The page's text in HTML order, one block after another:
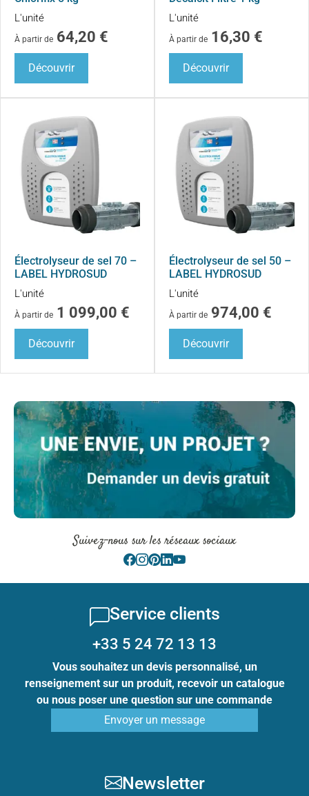
L'unité
À partir de 64,20 €
Découvrir
L'unité
À partir de 16,30 €
Découvrir
Électrolyseur de sel 70 –
LABEL HYDROSUD
L'unité
À partir de 1 099,00 €
Découvrir
Électrolyseur de sel 50 –
LABEL HYDROSUD
L'unité
À partir de 974,00 €
Découvrir
Suivez-nous sur les réseaux sociaux
Service clients
+33 5 24 72 13 13
Vous souhaitez un devis personnalisé, un
renseignement sur un produit, recevoir un catalogue
ou nous poser une question sur une commande
Envoyer un message
Newsletter